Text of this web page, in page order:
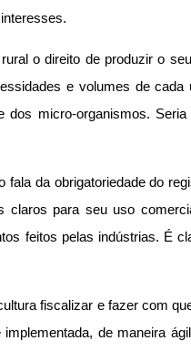
o direito de produzir o
e volumes de cada
dos micro-organismos.
fala da obrigatoriedade do
claros para seu uso
feitos pelas indústrias. É
fiscalizar e fazer com
de maneira